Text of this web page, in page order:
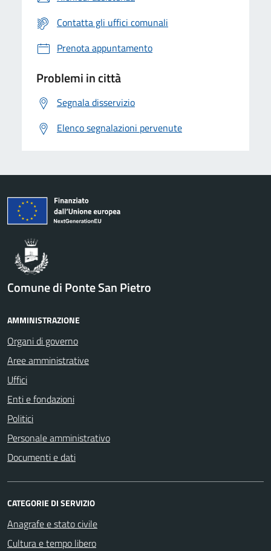
Contatta gli uffici comunali
Prenota appuntamento
Problemi in città
Segnala disservizio
Elenco segnalazioni pervenute
Comune di Ponte San Pietro
AMMINISTRAZIONE
Organi di governo
Aree amministrative
Uffici
Enti e fondazioni
Politici
Personale amministrativo
Documenti e dati
CATEGORIE DI SERVIZIO
Anagrafe e stato civile
Cultura e tempo libero